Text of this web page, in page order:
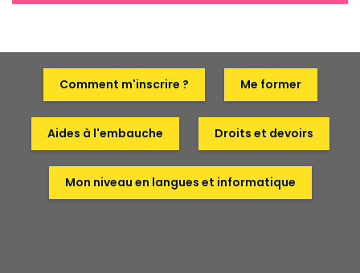
Comment m'inscrire ? Me former
Aides à l'embauche Droits et devoirs
Mon niveau en langues et informatique